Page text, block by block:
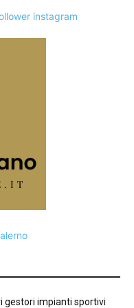
gestori impianti sportivi